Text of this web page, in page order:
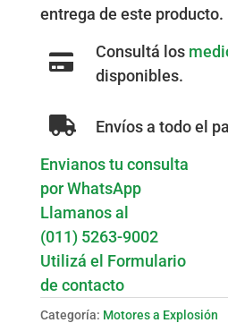
entrega de este producto.
Consultá los
disponibles.
Envíos a todo el
Envianos tu consulta
por WhatsApp
Llamanos al
(011) 5263-9002
Utilizá el Formulario
de contacto
Categoría: Motores a Explosión